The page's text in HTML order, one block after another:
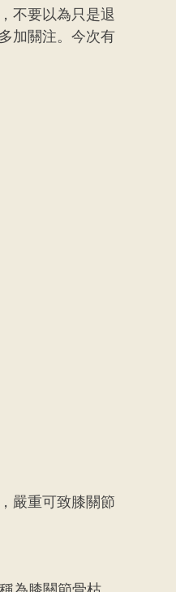
不要以為只是退
加關注。今次有
嚴重可致膝關節